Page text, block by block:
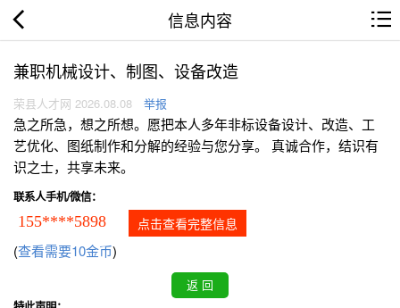
信息内容
兼职机械设计、制图、设备改造
荣县人才网 2026.08.08 举报
急之所急，想之所想。愿把本人多年非标设备设计、改造、工
艺优化、图纸制作和分解的经验与您分享。 真诚合作，结识有
识之士，共享未来。
联系人手机/微信：
155****5898 点击查看完整信息
(查看需要10金币)